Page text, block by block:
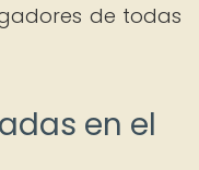
de todas
en el